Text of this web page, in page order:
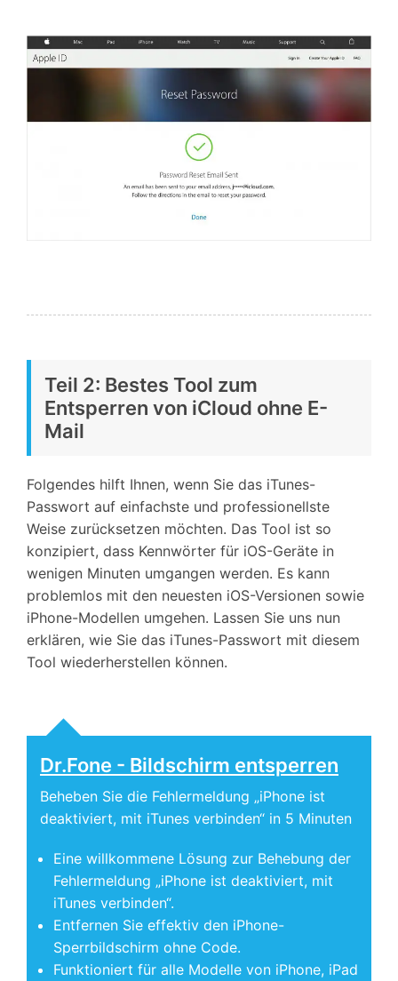
Teil 2: Bestes Tool zum
Entsperren von iCloud ohne E-
Mail
Folgendes hilft Ihnen, wenn Sie das iTunes-
Passwort auf einfachste und professionellste
Weise zurücksetzen möchten. Das Tool ist so
konzipiert, dass Kennwörter für iOS-Geräte in
wenigen Minuten umgangen werden. Es kann
problemlos mit den neuesten iOS-Versionen sowie
iPhone-Modellen umgehen. Lassen Sie uns nun
erklären, wie Sie das iTunes-Passwort mit diesem
Tool wiederherstellen können.
Dr.Fone - Bildschirm entsperren
Beheben Sie die Fehlermeldung „iPhone ist
deaktiviert, mit iTunes verbinden“ in 5 Minuten
Eine willkommene Lösung zur Behebung der
Fehlermeldung „iPhone ist deaktiviert, mit
iTunes verbinden“.
Entfernen Sie effektiv den iPhone-
Sperrbildschirm ohne Code.
Funktioniert für alle Modelle von iPhone, iPad